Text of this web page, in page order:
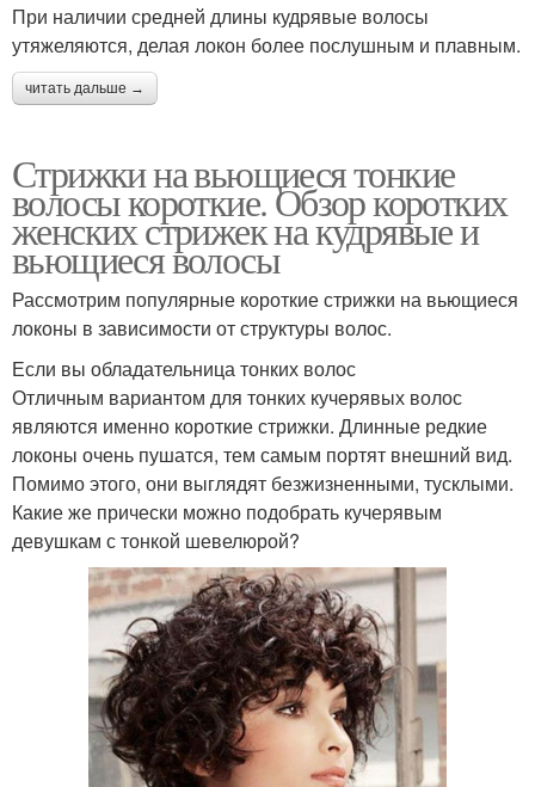
При наличии средней длины кудрявые волосы
утяжеляются, делая локон более послушным и плавным.
читать дальше →
Стрижки на вьющиеся тонкие
волосы короткие. Обзор коротких
женских стрижек на кудрявые и
вьющиеся волосы
Рассмотрим популярные короткие стрижки на вьющиеся
локоны в зависимости от структуры волос.
Если вы обладательница тонких волос
Отличным вариантом для тонких кучерявых волос
являются именно короткие стрижки. Длинные редкие
локоны очень пушатся, тем самым портят внешний вид.
Помимо этого, они выглядят безжизненными, тусклыми.
Какие же прически можно подобрать кучерявым
девушкам с тонкой шевелюрой?